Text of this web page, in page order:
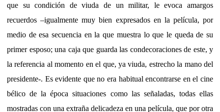
que su condición de viuda de un militar, le evoca amargos
recuerdos –igualmente muy bien expresados en la película, por
medio de esa secuencia en la que muestra lo que le queda de su
primer esposo; una caja que guarda las condecoraciones de este, y
la referencia al momento en el que, ya viuda, estrecho la mano del
presidente-. Es evidente que no era habitual encontrarse en el cine
bélico de la época situaciones como las señaladas, todas ellas
mostradas con una extraña delicadeza en una película, que por otra